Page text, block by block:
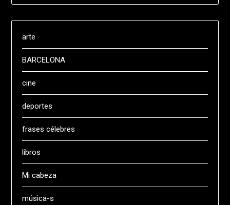
arte
BARCELONA
cine
deportes
frases célebres
libros
Mi cabeza
música-s